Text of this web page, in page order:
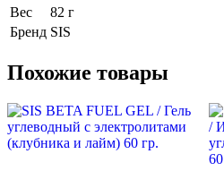
Вес
82 г
Бренд SIS
Похожие товары